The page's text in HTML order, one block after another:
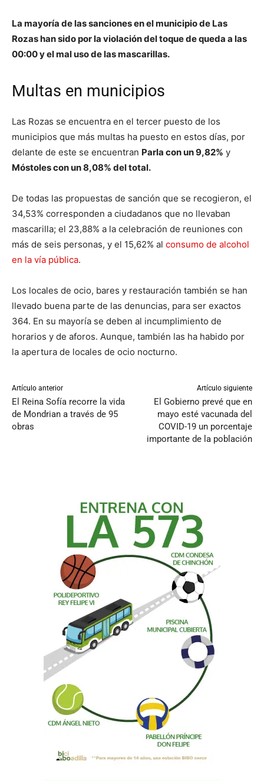
La mayoría de las sanciones en el municipio de Las
Rozas han sido por la violación del toque de queda a las
00:00 y el mal uso de las mascarillas.
Multas en municipios
Las Rozas se encuentra en el tercer puesto de los
municipios que más multas ha puesto en estos días, por
delante de este se encuentran Parla con un 9,82% y
Móstoles con un 8,08% del total.
De todas las propuestas de sanción que se recogieron, el
34,53% corresponden a ciudadanos que no llevaban
mascarilla; el 23,88% a la celebración de reuniones con
más de seis personas, y el 15,62% al consumo de alcohol
en la vía pública.
Los locales de ocio, bares y restauración también se han
llevado buena parte de las denuncias, para ser exactos
364. En su mayoría se deben al incumplimiento de
horarios y de aforos. Aunque, también las ha habido por
la apertura de locales de ocio nocturno.
Artículo anterior
El Reina Sofía recorre la vida
de Mondrian a través de 95
obras
Artículo siguiente
El Gobierno prevé que en
mayo esté vacunada del
COVID-19 un porcentaje
importante de la población